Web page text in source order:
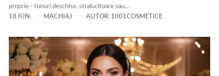
proprie - tonuri deschise, stralucitoare sau...
18 IUN.
MACHIAJ AUTOR: 1001COSMETICE